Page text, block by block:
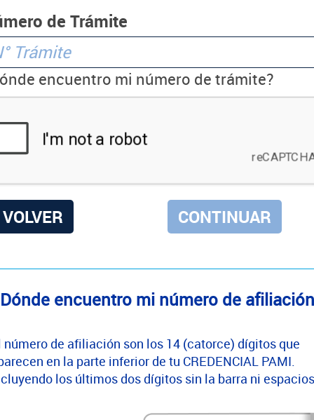
de Trámite
encuentro mi número de trámite?
VOLVER
encuentro mi número de
número de afiliación son los 14 (catorce) dígitos que
en la parte inferior de tu CREDENCIAL PAMI.
los últimos dos dígitos sin la barra ni